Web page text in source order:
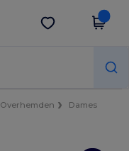
Download app
Overhemden
Dames